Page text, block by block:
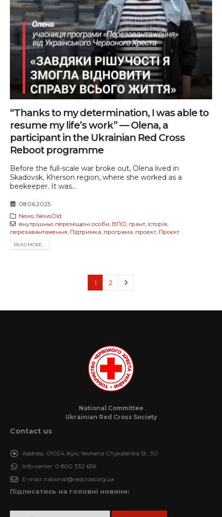
“Thanks to my determination, I was able to
resume my life’s work” — Olena, a
participant in the Ukrainian Red Cross
Reboot programme
Before the full-scale war broke out, Olena lived in
Skadovsk, Kherson region, where she worked as a
beekeeper. It was...
08.06.2025
News, NewsOld
внутрішньо переміщені особи ВПО грант, історія
перезавантаження Підтримка програма проект, Проєкт
READ MORE...
1 2
National Committee
Ukrainian Red Cross Society
Contact us
Address: 01024, Kyiv, Yevhena Chykalenka St., 30
Info-center: 0 800 332 656
E-mail: national@redcross.org.ua
Підписатись на головні новини: